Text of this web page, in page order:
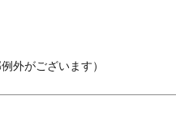
外がございます）